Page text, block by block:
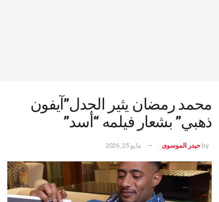
محمد رمضان يثير الجدل”آيفون
ذهبي” بشعار فيلمه “أسد”
by حيدر الموسوى مايو 25, 2026